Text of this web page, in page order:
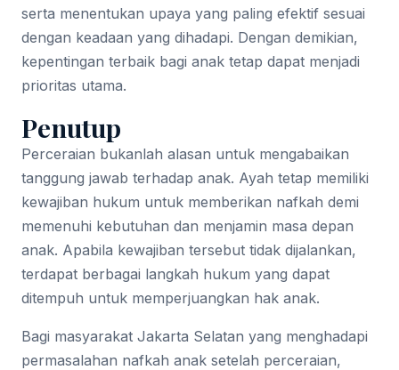
serta menentukan upaya yang paling efektif sesuai
dengan keadaan yang dihadapi. Dengan demikian,
kepentingan terbaik bagi anak tetap dapat menjadi
prioritas utama.
Penutup
Perceraian bukanlah alasan untuk mengabaikan
tanggung jawab terhadap anak. Ayah tetap memiliki
kewajiban hukum untuk memberikan nafkah demi
memenuhi kebutuhan dan menjamin masa depan
anak. Apabila kewajiban tersebut tidak dijalankan,
terdapat berbagai langkah hukum yang dapat
ditempuh untuk memperjuangkan hak anak.
Bagi masyarakat Jakarta Selatan yang menghadapi
permasalahan nafkah anak setelah perceraian,